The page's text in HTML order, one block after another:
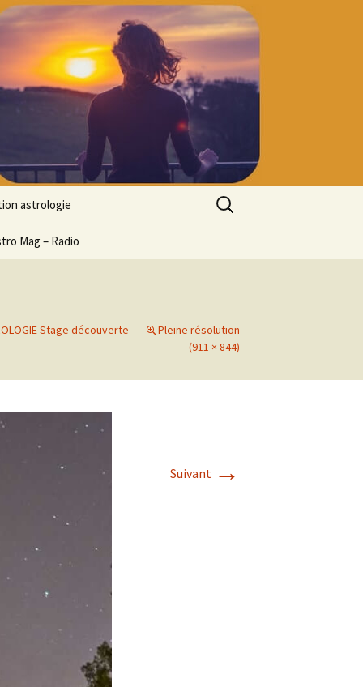
astrologie
à l’ASTROLOGIE
en ligne
Mag – Radio
Rechercher :
Stage découverte
Pleine résolution
(911 × 844)
Suivant →